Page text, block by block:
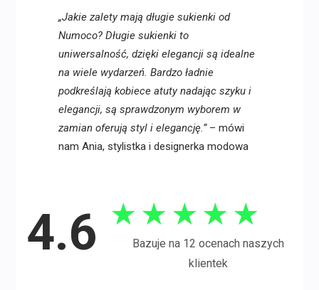
„Jakie zalety mają długie sukienki od
Numoco? Długie sukienki to
uniwersalność, dzięki elegancji są idealne
na wiele wydarzeń. Bardzo ładnie
podkreślają kobiece atuty nadając szyku i
elegancji, są sprawdzonym wyborem w
zamian oferują styl i elegancję.”– mówi
nam Ania, stylistka i designerka modowa
4.6 ★ ★ ★ ★ ★
Bazuje na 12 ocenach naszych
klientek